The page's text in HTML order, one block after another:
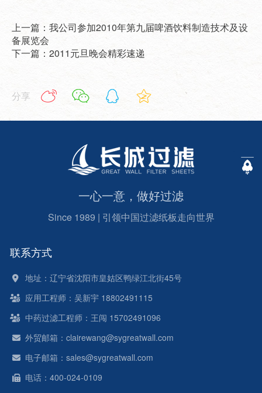
上一篇：我公司参加2010年第九届啤酒饮料制造技术及设
备展览会
下一篇：2011元旦晚会精彩速递
分享
一心一意，做好过滤
Since 1989 | 引领中国过滤纸板走向世界
联系方式
地址：辽宁省沈阳市皇姑区鸭绿江北街45号
应用工程师：吴新宇 18802491115
中药过滤工程师：王闯 15702491096
外贸邮箱：clairewang@sygreatwall.com
电子邮箱：sales@sygreatwall.com
电话：400-024-0109